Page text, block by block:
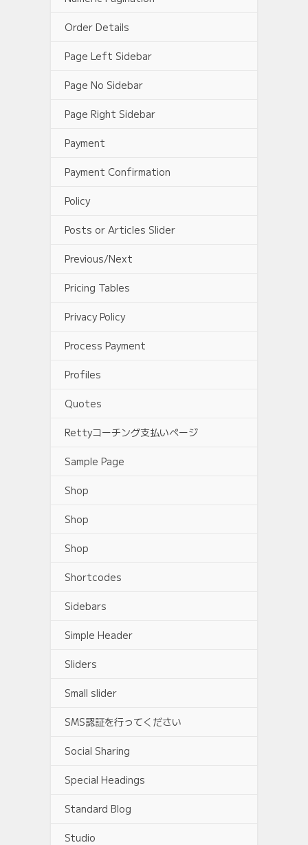
Order Details
Page Left Sidebar
Page No Sidebar
Page Right Sidebar
Payment
Payment Confirmation
Policy
Posts or Articles Slider
Previous/Next
Pricing Tables
Privacy Policy
Process Payment
Profiles
Quotes
Rettyコーチング支払いページ
Sample Page
Shop
Shop
Shop
Shortcodes
Sidebars
Simple Header
Sliders
Small slider
SMS認証を行ってください
Social Sharing
Special Headings
Standard Blog
Studio